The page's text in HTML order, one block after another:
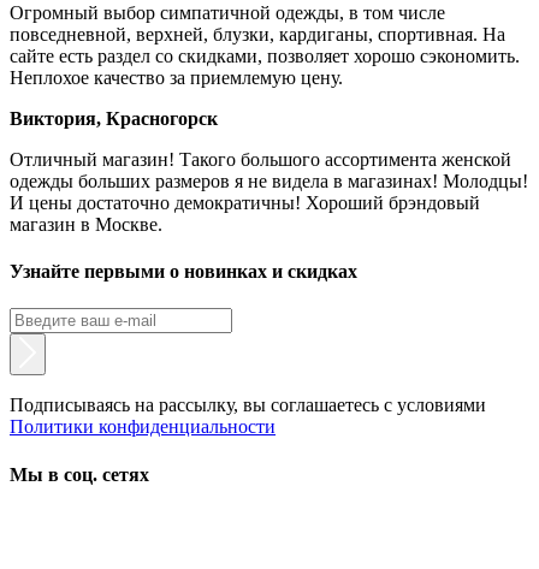
Огромный выбор симпатичной одежды, в том числе
повседневной, верхней, блузки, кардиганы, спортивная. На
сайте есть раздел со скидками, позволяет хорошо сэкономить.
Неплохое качество за приемлемую цену.
Виктория, Красногорск
Отличный магазин! Такого большого ассортимента женской
одежды больших размеров я не видела в магазинах! Молодцы!
И цены достаточно демократичны! Хороший брэндовый
магазин в Москве.
Узнайте первыми о новинках и скидках
Подписываясь на рассылку, вы соглашаетесь с условиями
Политики конфиденциальности
Мы в соц. сетях